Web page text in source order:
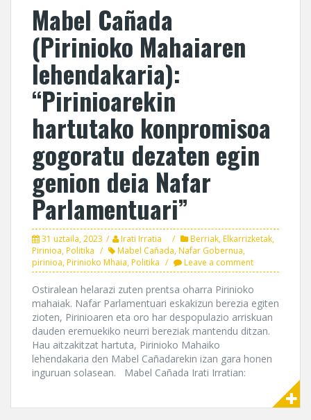
Mabel Cañada
(Pirinioko Mahaiaren
lehendakaria):
“Pirinioarekin
hartutako konpromisoa
gogoratu dezaten egin
genion deia Nafar
Parlamentuari”
31 uztaila, 2023 Irati Irratia Berriak,Elkarrizketak,
Pirinioa,Politika Mabel Cañada,Nafar Gobernua,
pirinioa,Pirinioko Mhaia,Politika Leave a comment
Ostiralean helarazi zuten prentsa oharra Pirinioko
mahaiak. Nafar Parlamentuari eskakizun berezia egiten
zioten, Pirinioaren eta oro har despopulazio arriskuan
dauden eremuekiko neurri bereziak mantendu ditzan.
Hau aitzakitzat hartuta, Pirinioko Mahaiko
lehendakaria den Mabel Cañadarekin izan gara honen
inguruan solasean. Mabel Cañada Irati Irratian: